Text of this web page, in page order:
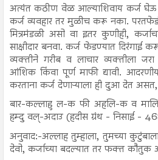
अत्यंत कठीण वेळ आल्याशिवाय कर्ज घेऊ
कर्ज व्यवहार तर मुळीच करू नका.
मित्रमंडळी असो वा इतर कुणीही,
साक्षीदार बनवा. कर्ज फेडण्यात दिरंगाई
व्यक्तीने गरीब व लाचार व्यक्तीला
आंशिक किंवा पूर्ण माफी द्यावी.
करताना कर्ज देणाऱ्याला ही दुआ देत असत,
बार-कल्लाहु ल-क फी अहलि-क व
हम्दु वल्-अदाउ (हदीस ग्रंथ - निसाई -
अनुवाद:-अल्लाह तुम्हाला, तुमच्या
देवो, कर्जाच्या बदल्यात तर फक्त